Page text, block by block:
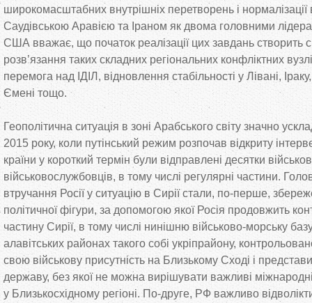
широкомасштабних внутрішніх перетворень і
Саудівською Аравією та Іраном як двома головними
США вважає, що початок реалізації цих завдань створить
розв’язання таких складних регіональних конфліктних
перемога над ІДІЛ, відновлення стабільності у Лівані,
Ємені тощо.
Геополітична ситуація в зоні Арабського світу значно
2015 року, коли путінський режим розпочав відкриту
країни у короткий термін були відправлені десятки
військовослужбовців, в тому числі регулярні частини.
втручання Росії у ситуацію в Сирії стали, по-перше,
політичної фігури, за допомогою якої Росія продовжить
частину Сирії, в тому числі нинішню військово-морську
алавітських районах такого собі укріпрайону,
свою військову присутність на Близькому Сході і
державу, без якої не можна вирішувати важливі
у Близькосхідному регіоні. По-друге, РФ важливо